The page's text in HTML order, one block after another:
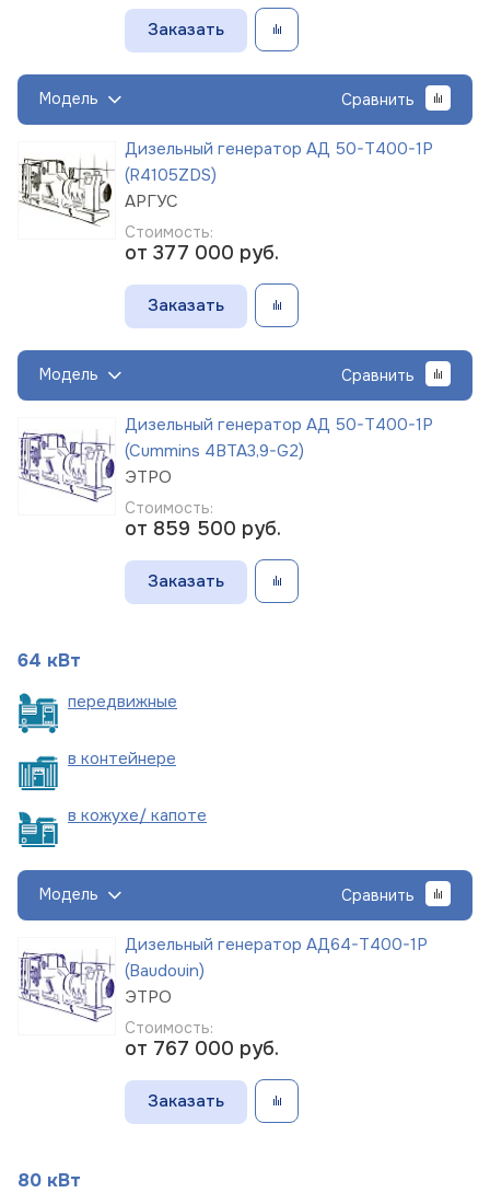
Заказать
Модель Сравнить
Дизельный генератор АД 50-Т400-1Р
(R4105ZDS)
АРГУС
Стоимость:
от 377 000 руб.
Заказать
Модель Сравнить
Дизельный генератор АД 50-Т400-1Р
(Cummins 4BTA3,9-G2)
ЭТРО
Стоимость:
от 859 500 руб.
Заказать
64 кВт
передвижные
в контейнере
в кожухе/ капоте
Модель Сравнить
Дизельный генератор АД64-Т400-1Р
(Baudouin)
ЭТРО
Стоимость:
от 767 000 руб.
Заказать
80 кВт